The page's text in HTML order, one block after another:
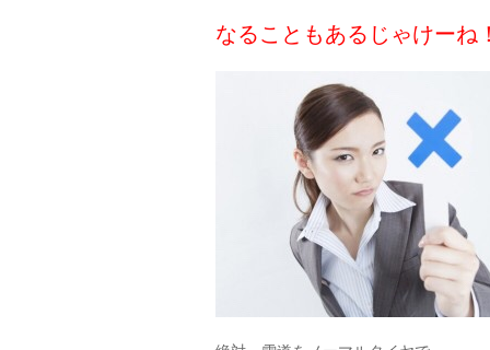
なることもあるじゃけーね